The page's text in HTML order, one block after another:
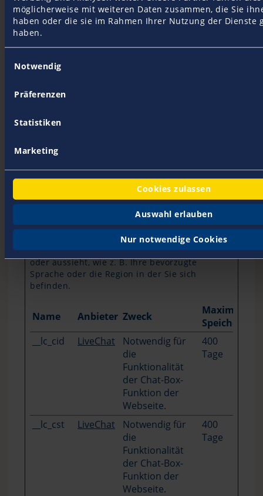
möglicherweise mit weiteren Daten zusammen, die Sie
haben oder die sie im Rahmen Ihrer Nutzung der Dienste
haben.
Notwendig
Präferenzen
Statistiken
Marketing
Cookies zulassen
Auswahl erlauben
Nur notwendige Cookies
li_gc LinkedIn
Speichert den
Zustimmungssta
Benutzers für
180
Tage
bei.
Präferenzen (6)
Präferenz-Cookies ermöglichen einer Webseite
sich an Informationen zu erinnern, die die Art
beeinflussen, wie sich eine Webseite verhält
oder aussieht, wie z. B. Ihre bevorzugte
Sprache oder die Region in der Sie sich
befinden.
Name Anbieter Zweck
Maximale
__lc_cid
LiveChat
Notwendig für
die
Funktionalität
der Chat-Box-
Funktion der
Webseite.
400
Tage
__lc_cst LiveChat
Notwendig für
die
Funktionalität
der Chat-Box-
Funktion der
Webseite.
400
Tage